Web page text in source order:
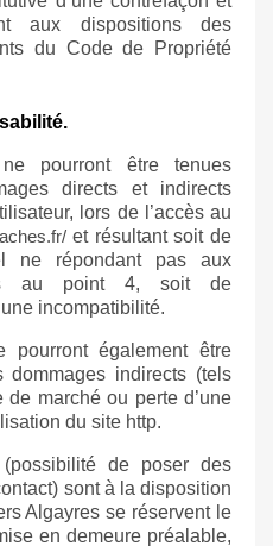
aux dispositions des
du Code de Propriété
pourront être tenues
directs et indirects
lors de l’accès au
et résultant soit de
ne répondant pas aux
au point 4, soit de
incompatibilité.
pourront également être
dommages indirects (tels
de marché ou perte d’une
du site http.
de poser des
sont à la disposition
Algayres se réservent le
en demeure préalable,